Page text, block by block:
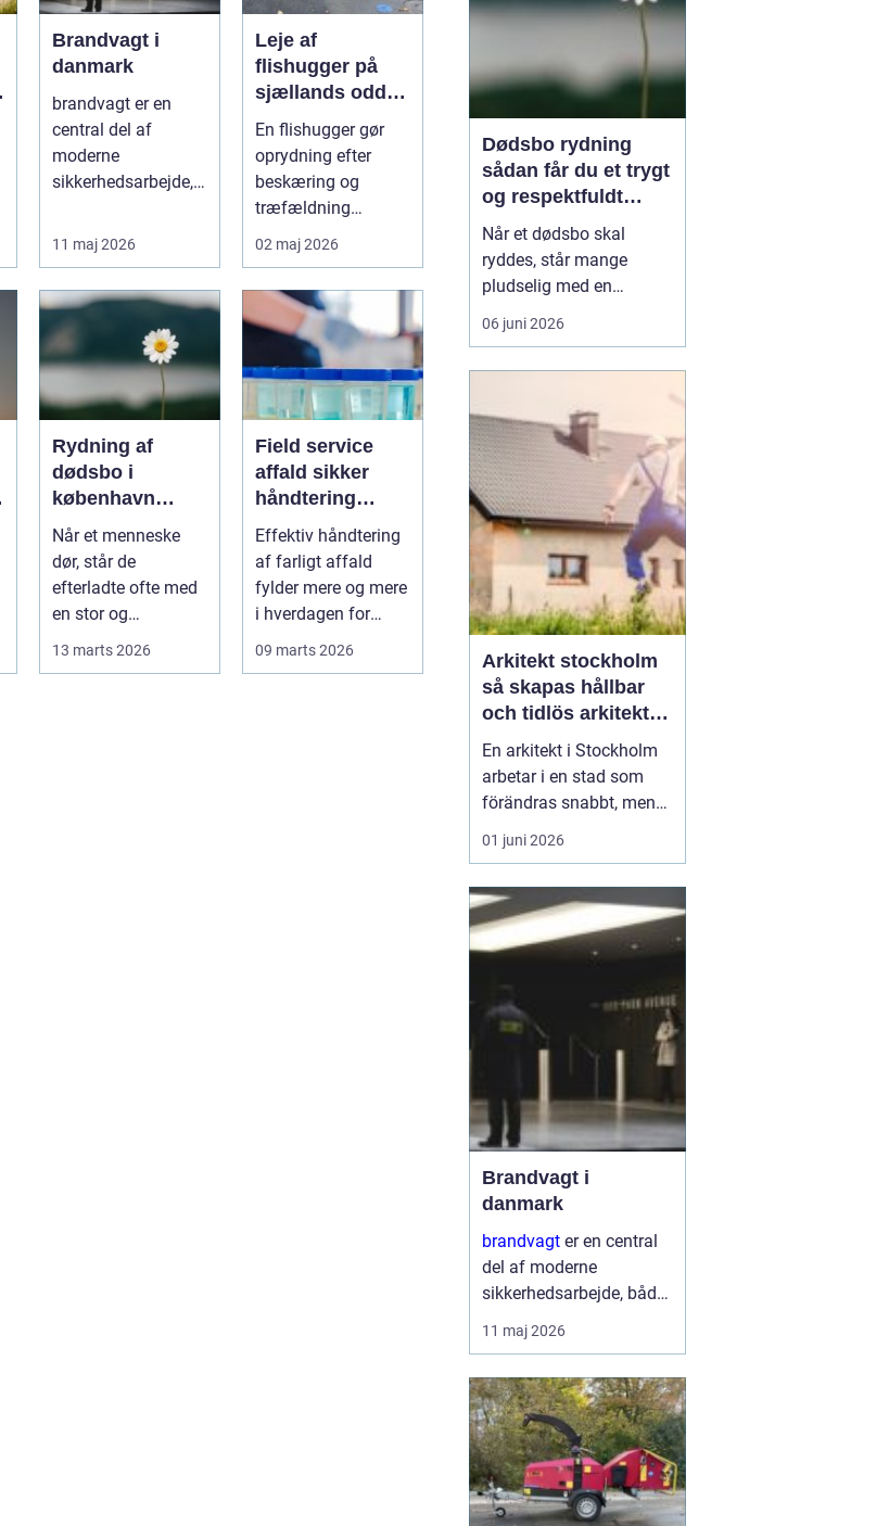
Brandvagt i
danmark
brandvagt er en
central del af
moderne
sikkerhedsarbejde,
byggepladser, ved
events og i virk...
11 maj 2026
Leje af
flishugger på
sjællands odde
sådan får du
mest ud af
arbejdet
En flishugger gør
oprydning efter
beskæring og
træfældning
markant lettere. I
stedet for at bruge
we...
02 maj 2026
Rydning af
dødsbo i
københavn
sådan foregår
en tryg og
effektiv proces
Når et menneske
dør, står de
efterladte ofte med
en stor og
13 marts 2026
Field service
affald sikker
håndtering
direkte hos
virksomheden
Effektiv håndtering
af farligt affald
fylder mere og mere
i hverdagen for
09 marts 2026
Dødsbo rydning
sådan får du et trygt
og respektfuldt
forløb
Når et dødsbo skal
ryddes, står mange
pludselig med en
praktisk og
følelsesmæssig opgave
rummer minder, og
samtidig er der
tidsfrister, økonomi og
måske uenighed i
familien. Her kan en
professionel løsn...
06 juni 2026
Arkitekt stockholm
så skapas hållbar
och tidlös arkitektur
i huvudstaden
En arkitekt i Stockholm
arbetar i en stad som
förändras snabbt, men
också präglas av starka
historiska lager. Det gör
spännande. När en
privatperson,
fastighetsägare eller
arkitekt i Stockholm
handlar upp...
01 juni 2026
Brandvagt i
danmark
brandvagt er en central
del af moderne
sikkerhedsarbejde, både
på byggepladser, ved
events og i virksomheder
brandrisiko. En
professionel ordning
med brandvagt handler
ikke kun...
11 maj 2026